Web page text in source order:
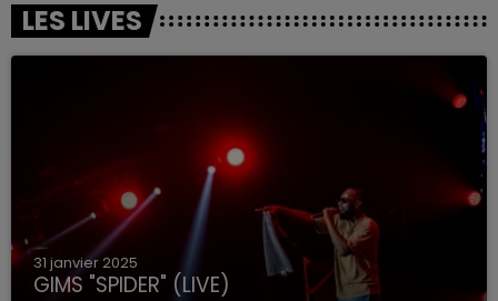
LES LIVES
31 janvier 2025
GIMS "SPIDER" (LIVE)